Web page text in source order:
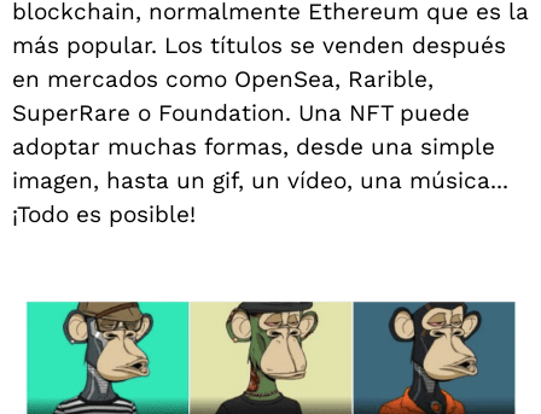
blockchain, normalmente Ethereum que es la
más popular. Los títulos se venden después
en mercados como OpenSea, Rarible,
SuperRare o Foundation. Una NFT puede
adoptar muchas formas, desde una simple
imagen, hasta un gif, un vídeo, una música...
¡Todo es posible!